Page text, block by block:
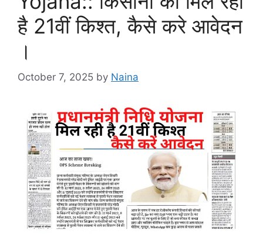
है 21वीं किश्त, कैसे करे आवेदन
।
October 7, 2025 by Naina